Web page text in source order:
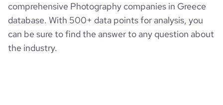
comprehensive Photography companies in Greece
database. With 500+ data points for analysis, you
can be sure to find the answer to any question about
the industry.